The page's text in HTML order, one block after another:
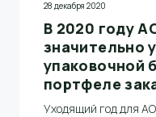
28 декабря 2020
В 2020 году
значительно
упаковочной
портфеле
Уходящий год для